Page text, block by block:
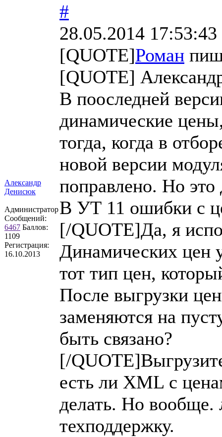
Александр
Денисюк
Администратор
Сообщений:
6467 Баллов:
1109
Регистрация:
16.10.2013
#
28.05.2014 17:53:43
[QUOTE]Роман
[QUOTE]
В пооследней
динамические
тогда, когда в
новой версии
поправлено. Но
В УТ 11 ошибки с
[/QUOTE]Да, я
Динамических цен
тот тип цен,
После выгрузки
заменяются на
быть связано?
[/
есть ли XML с
делать. Но
техподдержку.